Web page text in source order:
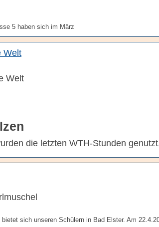
5 haben sich im März
Welt
Welt
die letzten WTH-Stunden
bietet sich unseren Schülern in Bad Elster. Am